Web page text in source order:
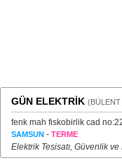
GÜN ELEKTRİK
fenk mah fiskobirlik cad
SAMSUN - TERME
Elektrik Tesisatı, Güvenlik